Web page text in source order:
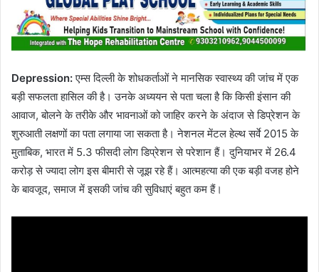
Depression:एम्स दिल्ली के शोधकर्ताओं ने मानसिक स्वास्थ्य की जांच में एक
बड़ी सफलता हासिल की है। उनके अध्ययन से पता चला है कि किसी इंसान की
आवाज, बोलने के तरीके और भावनाओं को जाहिर करने के अंदाज से डिप्रेशन के
शुरुआती लक्षणों का पता लगाया जा सकता है। नेशनल मेंटल हेल्थ सर्वे 2015 के
मुताबिक, भारत में 5.3 फीसदी लोग डिप्रेशन से परेशान हैं। दुनियाभर में 26.4
करोड़ से ज्यादा लोग इस बीमारी से जूझ रहे हैं। आत्महत्या की एक बड़ी वजह होने
के बावजूद, समाज में इसकी जांच की सुविधाएं बहुत कम हैं।